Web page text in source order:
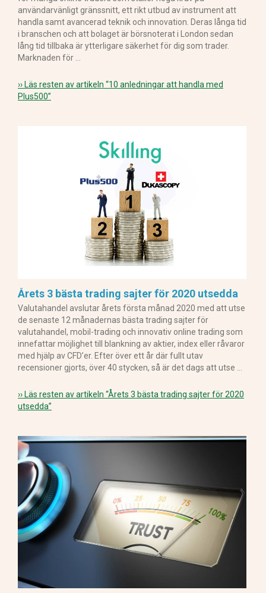
användarvänligt gränssnitt, ett rikt utbud av instrument att
handla samt avancerad teknik och innovation. Deras långa tid
i branschen och att bolaget är börsnoterat i London sedan
lång tid tillbaka är ytterligare säkerhet för dig som trader.
Marknaden för …
›› Läs resten av artikeln “10 anledningar att handla med
Plus500”
Årets 3 bästa trading sajter för 2020 utsedda
Valutahandel avslutar årets första månad 2020 med att utse
de senaste 12 månadernas bästa trading sajter för
valutahandel, mobil-trading och innovativ online trading som
innefattar möjlighet till blankning av aktier, index eller råvaror
med hjälp av CFD’er. Efter över ett år där fullt utav
recensioner gjorts, över 40 stycken, så är det dags att utse …
›› Läs resten av artikeln “Årets 3 bästa trading sajter för 2020
utsedda”